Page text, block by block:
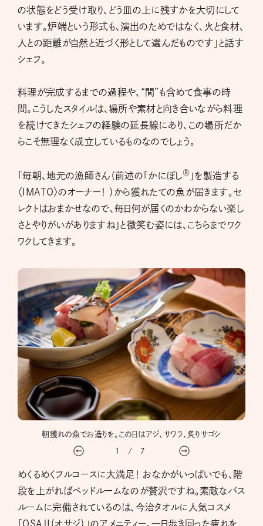
の状態をどう受け取り、どう皿の上に残すかを大切にして
います。炉端という形式も、演出のためではなく、火と食材、
人との距離が自然と近づく形として選んだものです」と話す
シェフ。
料理が完成するまでの過程や、“間”も含めて食事の時
間。こうしたスタイルは、場所や素材と向き合いながら料理
を続けてきたシェフの経験の延長線にあり、この場所だか
らこそ無理なく成立しているものなのでしょう。
「毎朝、地元の漁師さん（前述の「かにぼし® 」を製造する
〈IMATO〉のオーナー！ ）から獲れたての魚が届きます。セ
レクトはおまかせなので、毎日何が届くのかわからない楽し
さとやりがいがありますね」と微笑む姿には、こちらまでワク
ワクしてきます。
朝獲れの魚でお造りを。この日はアジ、サワラ、炙りサゴシ
1 / 7
めくるめくフルコースに大満足！ おなかがいっぱいでも、階
段を上がればベッドルームなのが贅沢ですね。素敵なバス
ルームに完備されているのは、今治タオルに人気コスメ
「OSAJI（オサジ）」のアメニティー。一日歩き回った疲れを